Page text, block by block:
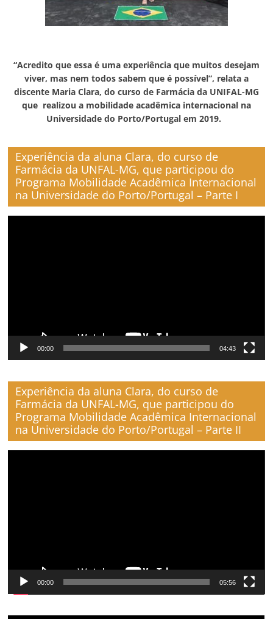
“Acredito que essa é uma experiência que muitos desejam
viver, mas nem todos sabem que é possível”, relata a
discente Maria Clara, do curso de Farmácia da UNIFAL-MG
que realizou a mobilidade acadêmica internacional na
Universidade do Porto/Portugal em 2019.
Experiência da aluna Clara, do curso de
Farmácia da UNFAL-MG, que participou do
Programa Mobilidade Acadêmica Internacional
na Universidade do Porto/Portugal – Parte I
00:00 04:43
Experiência da aluna Clara, do curso de
Farmácia da UNFAL-MG, que participou do
Programa Mobilidade Acadêmica Internacional
na Universidade do Porto/Portugal – Parte II
00:00 05:56